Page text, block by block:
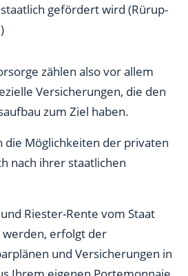
gefördert wird (Rürup-
zählen also vor allem
Versicherungen, die den
zum Ziel haben.
Möglichkeiten der privaten
nach ihrer staatlichen
Riester-Rente vom Staat
erfolgt der
und Versicherungen in